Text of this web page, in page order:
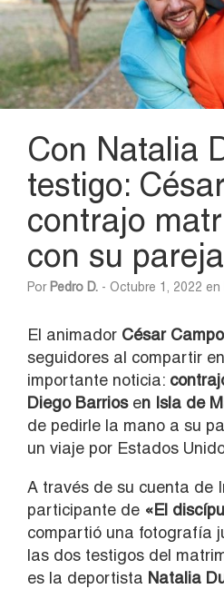
Con Natalia
testigo:
contrajo
con su pareja
Por Pedro D. - Octubre 1, 2022 en
El animador César
seguidores al compartir
importante noticia:
Diego Barriosen Isla de
de pedirle la mano a su
un viaje por Estados
A través de su cuenta de
participante de «El
compartió una fotografía
las dos testigos del
es la deportista Natalia